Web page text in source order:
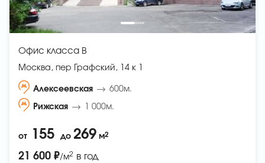
Офис класса B
Москва, пер Графский, 14 к 1
Алексеевская 600м.
Рижская 1 000м.
от 155 до 269 м2
21 600 ₽/м2 в год